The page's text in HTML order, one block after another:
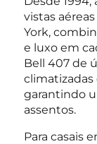
vistas
York,
e luxo em
Bell 407 de
climatizadas
garantindo
assentos.
Para casais